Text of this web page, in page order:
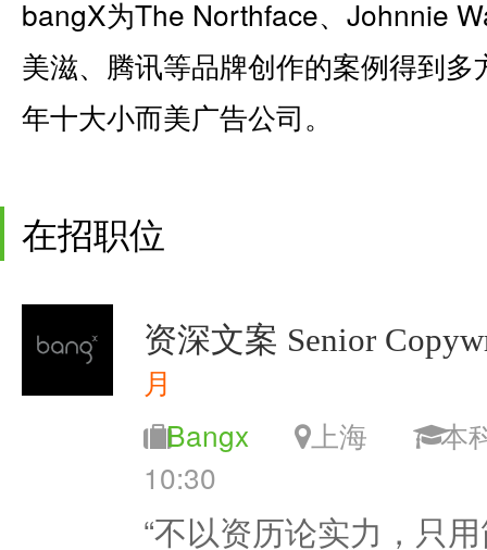
bangX为The Northface、Johnnie
美滋、腾讯等品牌创作的案例得到
年十大小而美广告公司。
在招职位
资深文案 Senior
月
Bangx 上海
10:30
“不以资历论实力，只